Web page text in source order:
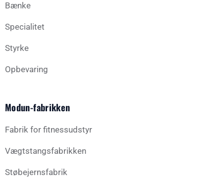
Bænke
Specialitet
Styrke
Opbevaring
Modun-fabrikken
Fabrik for fitnessudstyr
Vægtstangsfabrikken
Støbejernsfabrik